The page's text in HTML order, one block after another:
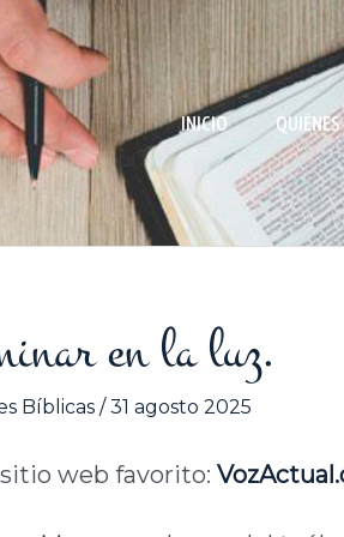
INICIO
en la luz.
Bíblicas /31 agosto 2025
web favorito: VozActual